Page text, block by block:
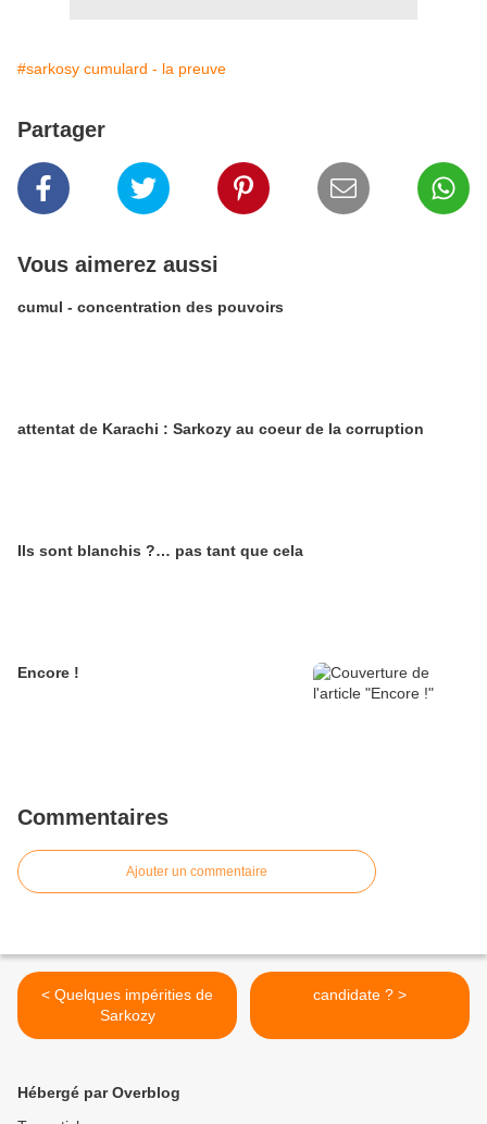
#sarkosy cumulard - la preuve
Partager
Vous aimerez aussi
cumul - concentration des pouvoirs
attentat de Karachi : Sarkozy au coeur de la corruption
Ils sont blanchis ?… pas tant que cela
Encore !
Commentaires
Ajouter un commentaire
< Quelques impérities de
Sarkozy
candidate ? >
Hébergé par Overblog